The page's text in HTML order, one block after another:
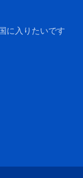
に入りたいです